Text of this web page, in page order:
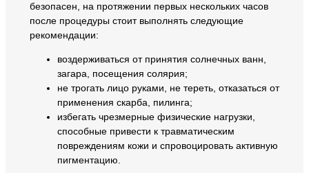
безопасен, на протяжении первых нескольких часов
после процедуры стоит выполнять следующие
рекомендации:
воздерживаться от принятия солнечных ванн,
загара, посещения солярия;
не трогать лицо руками, не тереть, отказаться от
применения скарба, пилинга;
избегать чрезмерные физические нагрузки,
способные привести к травматическим
повреждениям кожи и спровоцировать активную
пигментацию.